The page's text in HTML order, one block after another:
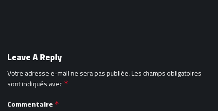
Leave A Reply
Votre adresse e-mail ne sera pas publiée.Les champs obligatoires
sont indiqués avec *
Commentaire *